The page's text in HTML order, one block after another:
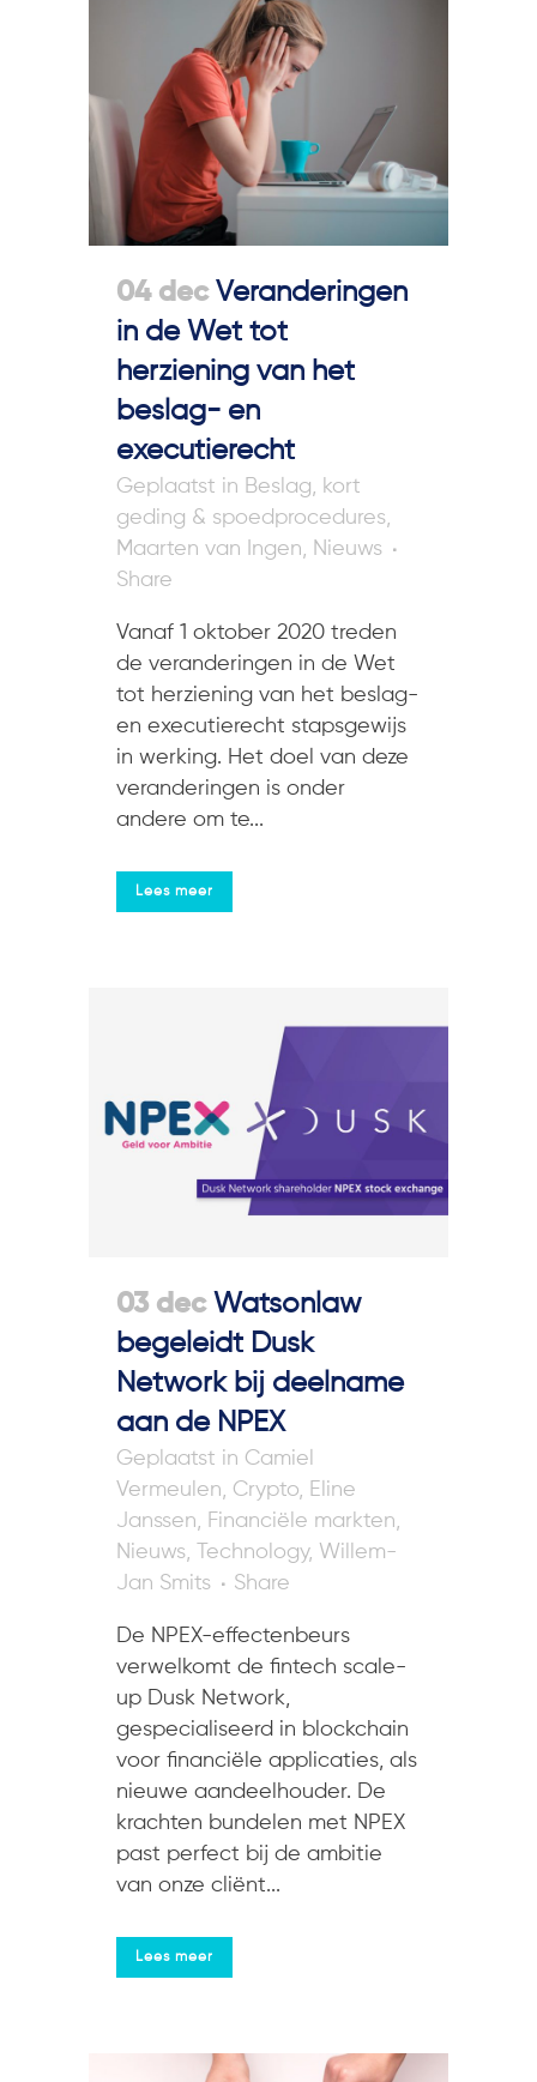
04 dec Veranderingen
in de Wet tot
herziening van het
beslag- en
executierecht
in Beslag, kort
geding & spoedprocedures,
Maarten van Ingen, Nieuws
Share
Vanaf 1 oktober 2020 treden
de veranderingen in de Wet
tot herziening van het beslag-
en executierecht stapsgewijs
in werking. Het doel van deze
veranderingen is onder
andere om te...
Lees meer
03 dec Watsonlaw
begeleidt Dusk
Network bij deelname
aan de NPEX
in Camiel
Vermeulen, Crypto, Eline
Janssen, Financiële markten,
Nieuws, Technology, Willem-
Jan Smits
Share
De NPEX-effectenbeurs
verwelkomt de fintech scale-
up Dusk Network,
gespecialiseerd in blockchain
voor financiële applicaties, als
nieuwe aandeelhouder. De
krachten bundelen met NPEX
past perfect bij de ambitie
van onze cliënt...
Lees meer